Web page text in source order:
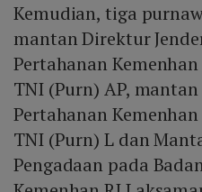
Kemudian, tiga
mantan Direktur
Pertahanan
TNI (Purn) AP,
Pertahanan
TNI (Purn) L dan
Pengadaan pada